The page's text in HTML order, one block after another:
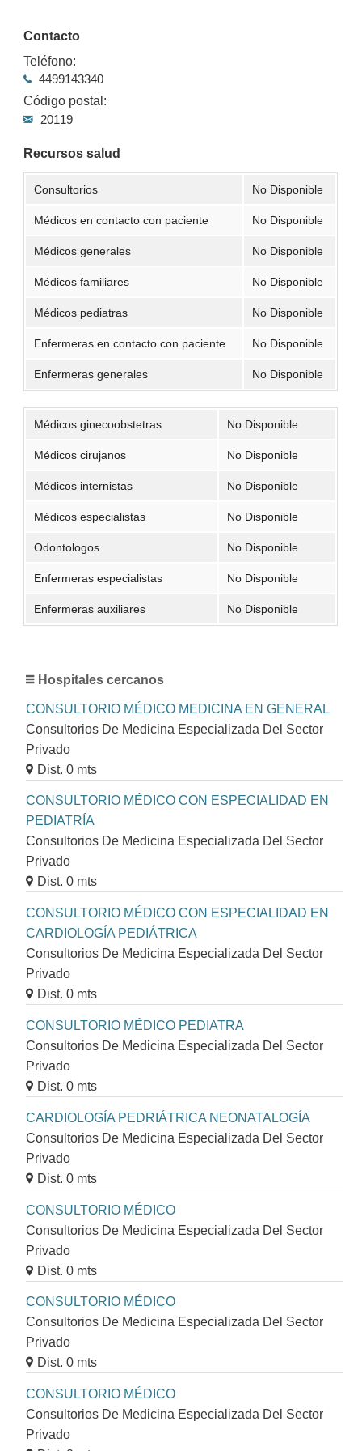
Contacto
Teléfono:
4499143340
Código postal:
20119
Recursos salud
Consultorios No Disponible
Médicos en contacto con paciente No Disponible
Médicos generales No Disponible
Médicos familiares No Disponible
Médicos pediatras No Disponible
Enfermeras en contacto con paciente No Disponible
Enfermeras generales No Disponible
Médicos ginecoobstetras No Disponible
Médicos cirujanos No Disponible
Médicos internistas No Disponible
Médicos especialistas No Disponible
Odontologos No Disponible
Enfermeras especialistas No Disponible
Enfermeras auxiliares No Disponible
Hospitales cercanos
CONSULTORIO MÉDICO MEDICINA EN GENERAL
Consultorios De Medicina Especializada Del Sector
Privado
Dist. 0 mts
CONSULTORIO MÉDICO CON ESPECIALIDAD EN
PEDIATRÍA
Consultorios De Medicina Especializada Del Sector
Privado
Dist. 0 mts
CONSULTORIO MÉDICO CON ESPECIALIDAD EN
CARDIOLOGÍA PEDIÁTRICA
Consultorios De Medicina Especializada Del Sector
Privado
Dist. 0 mts
CONSULTORIO MÉDICO PEDIATRA
Consultorios De Medicina Especializada Del Sector
Privado
Dist. 0 mts
CARDIOLOGÍA PEDRIÁTRICA NEONATALOGÍA
Consultorios De Medicina Especializada Del Sector
Privado
Dist. 0 mts
CONSULTORIO MÉDICO
Consultorios De Medicina Especializada Del Sector
Privado
Dist. 0 mts
CONSULTORIO MÉDICO
Consultorios De Medicina Especializada Del Sector
Privado
Dist. 0 mts
CONSULTORIO MÉDICO
Consultorios De Medicina Especializada Del Sector
Privado